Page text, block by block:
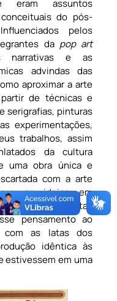
eram assuntos
do pós-
pelos
da pop art
narrativas e as
advindas das
aproximar a arte
de técnicas e
serigrafias, pinturas
experimentações,
trabalhos, assim
da cultura
uma obra única e
com a arte
as ideias em
Sua série de latas
pensamento ao
com as latas dos
idêntica às
estivessem em uma